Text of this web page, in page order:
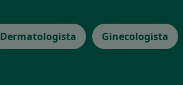
Dermatologista Ginecologista